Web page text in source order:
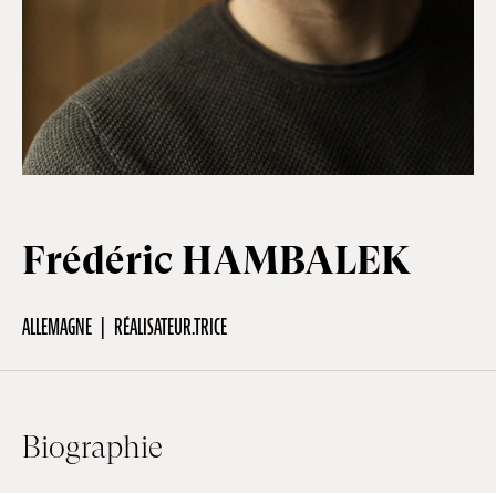
Hors-Festival
Infos pratiques
Presse / Pro
FR EN DE
Frédéric HAMBALEK
ALLEMAGNE RÉALISATEUR.TRICE
Biographie